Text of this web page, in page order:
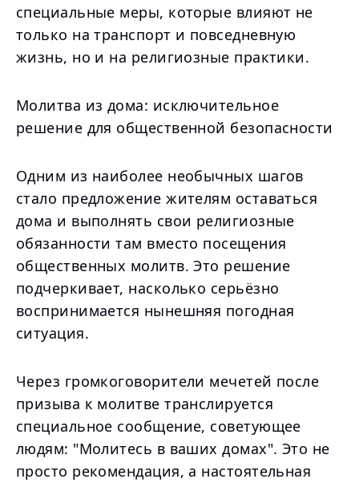
специальные меры, которые влияют не
только на транспорт и повседневную
жизнь, но и на религиозные практики.
Молитва из дома: исключительное
решение для общественной безопасности
Одним из наиболее необычных шагов
стало предложение жителям оставаться
дома и выполнять свои религиозные
обязанности там вместо посещения
общественных молитв. Это решение
подчеркивает, насколько серьёзно
воспринимается нынешняя погодная
ситуация.
Через громкоговорители мечетей после
призыва к молитве транслируется
специальное сообщение, советующее
людям: "Молитесь в ваших домах". Это не
просто рекомендация, а настоятельная